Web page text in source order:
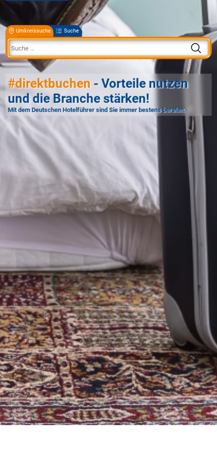
Umkreissuche Suche
#direktbuchen - Vorteile nutzen
und die Branche stärken!
Mit dem Deutschen Hotelführer sind Sie immer bestens beraten.